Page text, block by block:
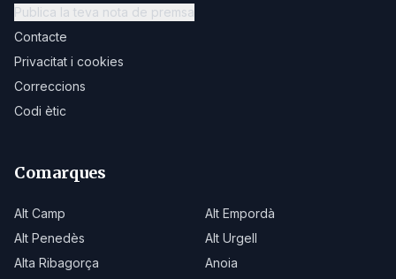
Publica la teva nota de premsa
Contacte
Privacitat i cookies
Correccions
Codi ètic
Comarques
Alt Camp
Alt Empordà
Alt Penedès
Alt Urgell
Alta Ribagorça
Anoia